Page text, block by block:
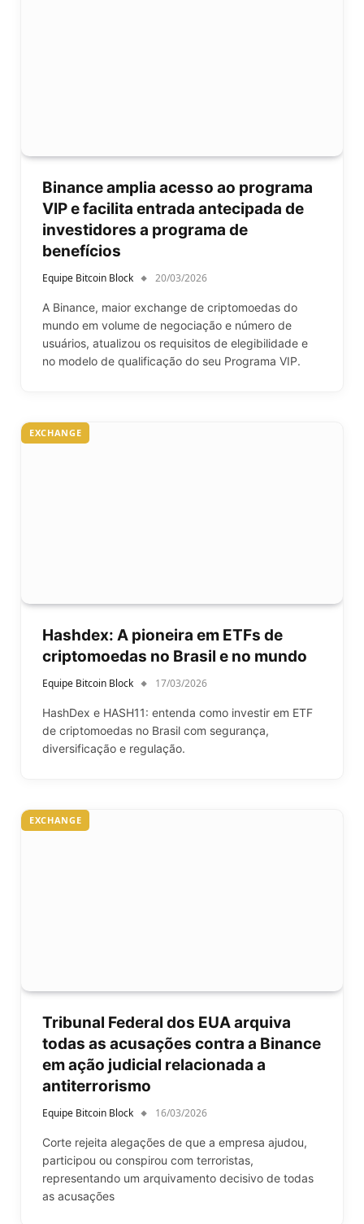
Binance amplia acesso ao programa
VIP e facilita entrada antecipada de
investidores a programa de
benefícios
Equipe Bitcoin Block 20/03/2026
A Binance, maior exchange de criptomoedas do
mundo em volume de negociação e número de
usuários, atualizou os requisitos de elegibilidade e
no modelo de qualificação do seu Programa VIP.
EXCHANGE
Hashdex: A pioneira em ETFs de
criptomoedas no Brasil e no mundo
Equipe Bitcoin Block 17/03/2026
HashDex e HASH11: entenda como investir em ETF
de criptomoedas no Brasil com segurança,
diversificação e regulação.
EXCHANGE
Tribunal Federal dos EUA arquiva
todas as acusações contra a Binance
em ação judicial relacionada a
antiterrorismo
Equipe Bitcoin Block 16/03/2026
Corte rejeita alegações de que a empresa ajudou,
participou ou conspirou com terroristas,
representando um arquivamento decisivo de todas
as acusações